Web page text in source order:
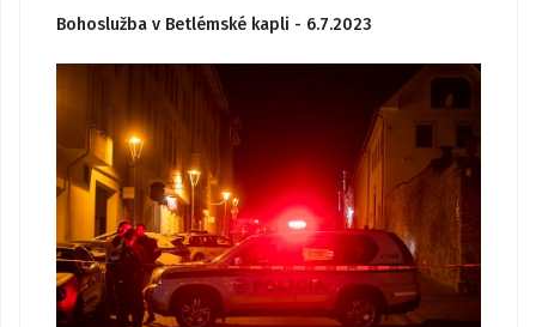
Bohoslužba v Betlémské kapli - 6.7.2023